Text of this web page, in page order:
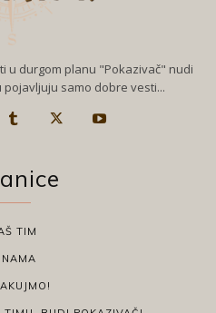
u durgom planu "Pokazivač" nudi
samo dobre vesti...
TIM
NAMA